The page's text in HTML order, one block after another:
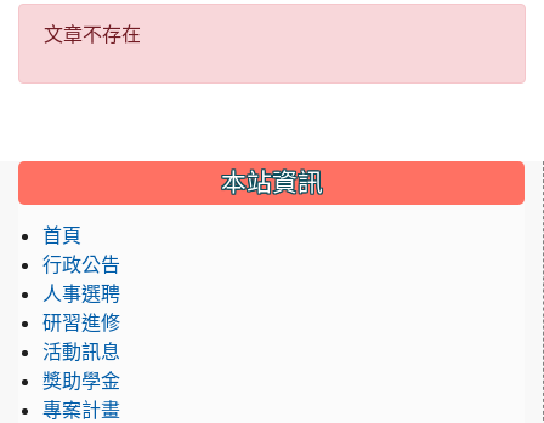
文章不存在
文章不存在
本站資訊
首頁
行政公告
人事選聘
研習進修
活動訊息
獎助學金
專案計畫